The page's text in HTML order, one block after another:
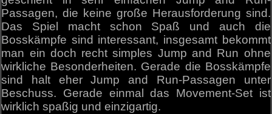
Passagen, die keine große Herausforderung sind.
Das Spiel macht schon Spaß und auch die
Bosskämpfe sind interessant, insgesamt bekommt
man ein doch recht simples Jump and Run ohne
wirkliche Besonderheiten. Gerade die Bosskämpfe
sind halt eher Jump and Run-Passagen unter
Beschuss. Gerade einmal das Movement-Set ist
wirklich spaßig und einzigartig.